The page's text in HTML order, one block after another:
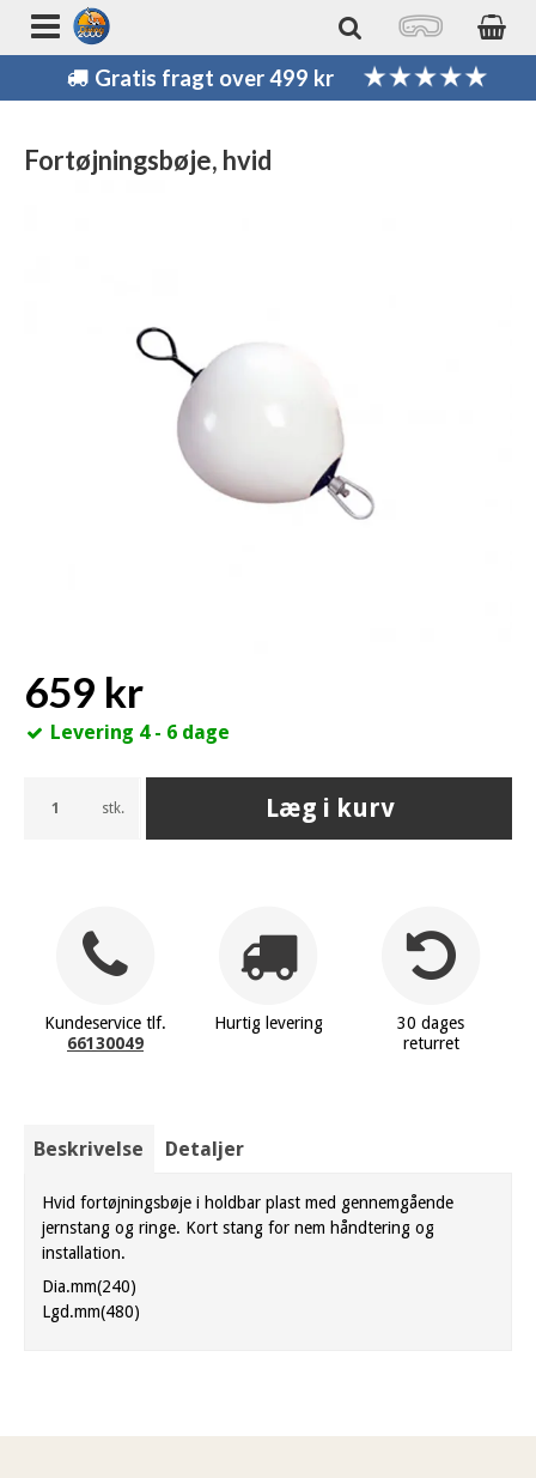
Gratis fragt over 499 kr
Fortøjningsbøje, hvid
659 kr
Levering 4 - 6 dage
stk. Læg i kurv
Kundeservice tlf.
66130049
Hurtig levering
30 dages
returret
Beskrivelse Detaljer
Hvid fortøjningsbøje i holdbar plast med gennemgående
jernstang og ringe. Kort stang for nem håndtering og
installation.
Dia.mm(240)
Lgd.mm(480)